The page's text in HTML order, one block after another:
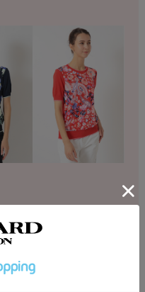
伝え下さい。
部分使い：ポリエステル100％